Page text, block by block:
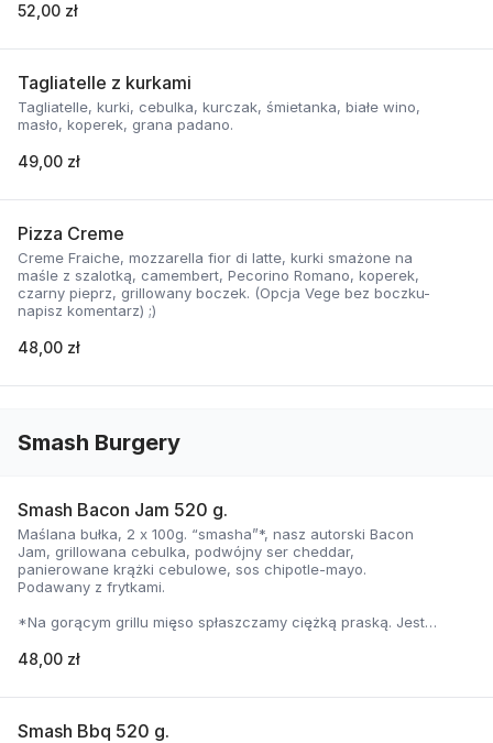
52,00 zł
Tagliatelle z kurkami
Tagliatelle, kurki, cebulka, kurczak, śmietanka, białe wino,
masło, koperek, grana padano.
49,00 zł
Pizza Creme
Creme Fraiche, mozzarella fior di latte, kurki smażone na
maśle z szalotką, camembert, Pecorino Romano, koperek,
czarny pieprz, grillowany boczek. (Opcja Vege bez boczku-
napisz komentarz) ;)
48,00 zł
Smash Burgery
Smash Bacon Jam 520 g.
Maślana bułka, 2 x 100g. “smasha”*, nasz autorski Bacon
Jam, grillowana cebulka, podwójny ser cheddar,
panierowane krążki cebulowe, sos chipotle-mayo.
Podawany z frytkami.
*Na gorącym grillu mięso spłaszczamy ciężką praską. Jest
temperaturze, zyskuje jednocześnie chrupiąca skorupkę i
48,00 zł
Smash Bbq 520 g.